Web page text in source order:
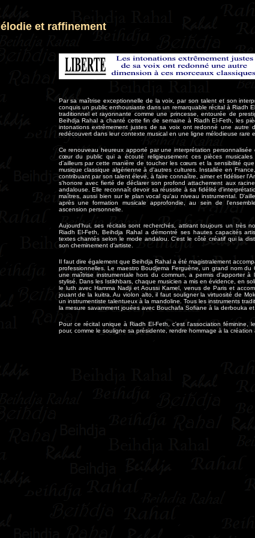
et raffinement
Par sa maîtrise exceptionnelle de la voix, par son talent et son
conquis un public enthousiaste dans un remarquable récital à Riadh
traditionnel et rayonnante comme une princesse, entourée de
Beihdja Rahal a chanté cette fin de semaine à Riadh El-Feth, les
intonations extrêmement justes de sa voix ont redonné une autre
redécouvert dans leur contexte musical en une ligne mélodieuse rare
Ce renouveau heureux apporté par une interprétation
cœur du public qui a écouté religieusement ces pièces musicales
d'ailleurs par cette manière de toucher les cœurs et la sensibilité
musique classique algérienne à d'autres cultures. Installée en
contribuant par son talent élevé, à faire connaître, aimer et fidéliser
s'honore avec fierté de déclarer son profond attachement aux
andalouse. Elle reconnaît devoir sa réussite à sa fidélité
maîtres, aussi bien sur le plan vocal qu'au niveau instrumental.
après une formation musicale approfondie, au sein de
ascension personnelle.
Aujourd'hui, ses récitals sont recherchés, attirant toujours un très
Riadh El-Feth, Beihdja Rahal a démontré ses hautes capacités
textes chantés selon le mode andalou. C'est le côté créatif qui la
son cheminement d'artiste.
Il faut dire également que Beihdja Rahal a été magistralement
professionnelles. Le maestro Boudjema Ferguène, un grand nom
une maîtrise instrumentale hors du commun, a permis d'apporter
stylisé. Dans les Istikhbars, chaque musicien a mis en évidence, en
le luth avec Hamma Nadji et Aoussi Kamel, venus de Paris et
jouant de la kuitra. Au violon alto, il faut souligner la virtuosité de
un instrumentiste talentueux à la mandoline. Tous les instruments
la mesure savamment jouées avec Bouchafa Sofiane à la derbouka
Pour ce récital unique à Riadh El-Feth, c'est l'association féminine,
pour, comme le souligne sa présidente, rendre hommage à la création